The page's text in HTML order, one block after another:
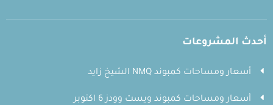
أحدث المشروعات
أسعار ومساحات كمبوند NMQ الشيخ زايد
أسعار ومساحات كمبوند ويست وودز 6 اكتوبر